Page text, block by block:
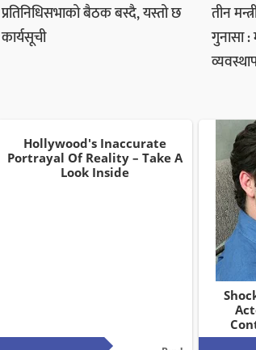
प्रतिनिधिसभाको बैठक बस्दै, यस्तो छ
कार्यसूची
तीन
गुनासा